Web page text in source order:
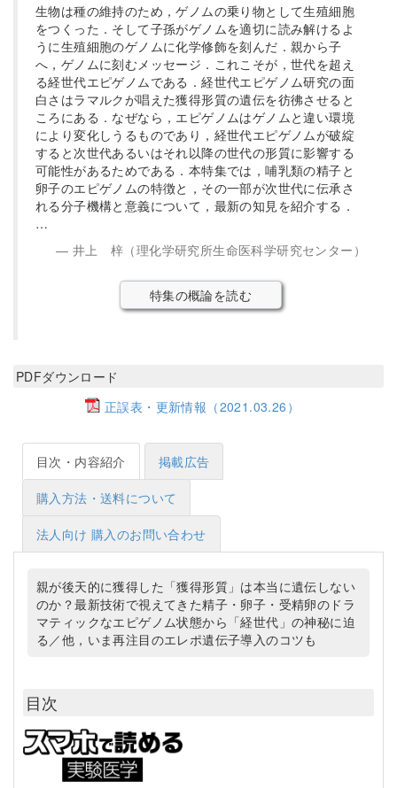
生物は種の維持のため，ゲノムの乗り物として生殖細胞
をつくった．そして子孫がゲノムを適切に読み解けるよ
うに生殖細胞のゲノムに化学修飾を刻んだ．親から子
へ，ゲノムに刻むメッセージ．これこそが，世代を超え
る経世代エピゲノムである．経世代エピゲノム研究の面
白さはラマルクが唱えた獲得形質の遺伝を彷彿させると
ころにある．なぜなら，エピゲノムはゲノムと違い環境
により変化しうるものであり，経世代エピゲノムが破綻
すると次世代あるいはそれ以降の世代の形質に影響する
可能性があるためである．本特集では，哺乳類の精子と
卵子のエピゲノムの特徴と，その一部が次世代に伝承さ
れる分子機構と意義について，最新の知見を紹介する．
…
井上 梓（理化学研究所生命医科学研究センター）
特集の概論を読む
PDFダウンロード
正誤表・更新情報（2021.03.26）
目次・内容紹介 掲載広告
購入方法・送料について
法人向け 購入のお問い合わせ
親が後天的に獲得した「獲得形質」は本当に遺伝しない
のか？最新技術で視えてきた精子・卵子・受精卵のドラ
マティックなエピゲノム状態から「経世代」の神秘に迫
る／他，いま再注目のエレポ遺伝子導入のコツも
目次